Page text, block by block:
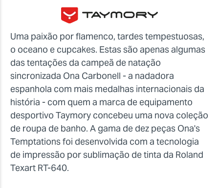
Uma paixão por flamenco, tardes tempestuosas,
o oceano e cupcakes. Estas são apenas algumas
das tentações da campeã de natação
sincronizada Ona Carbonell - a nadadora
espanhola com mais medalhas internacionais da
história - com quem a marca de equipamento
desportivo Taymory concebeu uma nova coleção
de roupa de banho. A gama de dez peças Ona's
Temptations foi desenvolvida com a tecnologia
de impressão por sublimação de tinta da Roland
Texart RT-640.